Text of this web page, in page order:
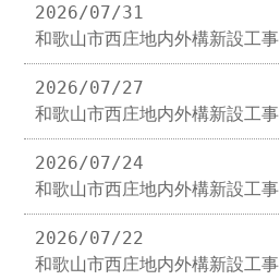
2026/07/31
和歌山市西庄地内外構新設工事
2026/07/27
和歌山市西庄地内外構新設工事
2026/07/24
和歌山市西庄地内外構新設工事
2026/07/22
和歌山市西庄地内外構新設工事